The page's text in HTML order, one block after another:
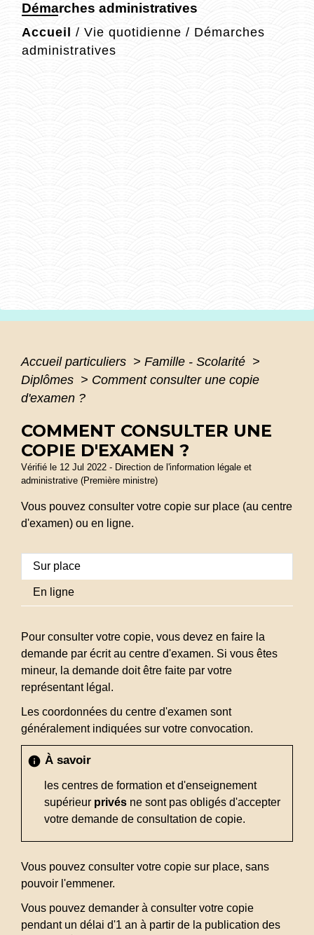
Démarches administratives
Accueil / Vie quotidienne / Démarches
administratives
Accueil particuliers > Famille - Scolarité >
Diplômes > Comment consulter une copie
d'examen ?
COMMENT CONSULTER UNE
COPIE D'EXAMEN ?
Vérifié le 12 Jul 2022 - Direction de l'information légale et
administrative (Première ministre)
Vous pouvez consulter votre copie sur place (au centre
d'examen) ou en ligne.
Sur place
En ligne
Pour consulter votre copie, vous devez en faire la
demande par écrit au centre d'examen. Si vous êtes
mineur, la demande doit être faite par votre
représentant légal.
Les coordonnées du centre d'examen sont
généralement indiquées sur votre convocation.
info À savoir
les centres de formation et d'enseignement
supérieur privés ne sont pas obligés d'accepter
votre demande de consultation de copie.
Vous pouvez consulter votre copie sur place, sans
pouvoir l'emmener.
Vous pouvez demander à consulter votre copie
pendant un délai d'1 an à partir de la publication des